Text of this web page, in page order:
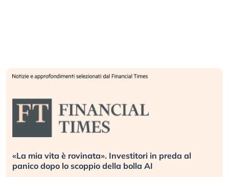
«La mia vita è rovinata». Investitori in preda al
panico dopo lo scoppio della bolla AI